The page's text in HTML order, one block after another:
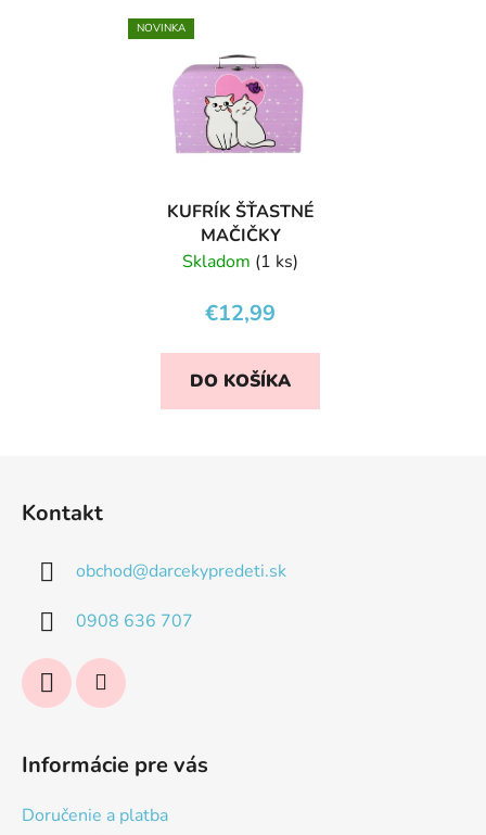
NOVINKA
KUFRÍK ŠŤASTNÉ
MAČIČKY
Skladom (1 ks)
€12,99
DO KOŠÍKA
Kontakt
obchod@darcekypredeti.sk
0908 636 707
Informácie pre vás
Doručenie a platba